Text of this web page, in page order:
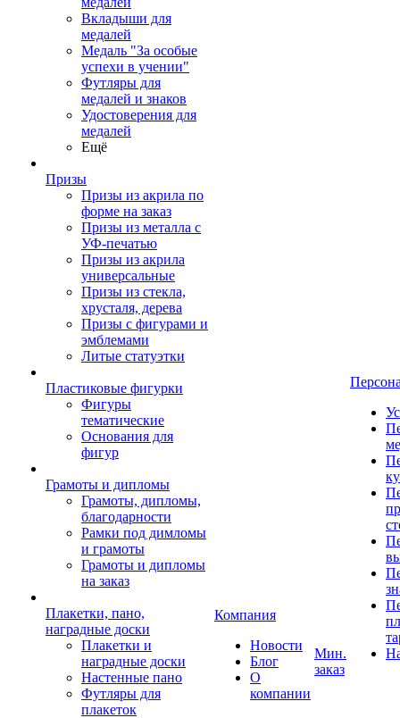
Вкладыши для
медалей
Медаль "За особые
успехи в учении"
Футляры для
медалей и знаков
Удостоверения для
медалей
Ещё
Призы
Призы из акрила по
форме на заказ
Призы из металла с
УФ-печатью
Призы из акрила
универсальные
Призы из стекла,
хрусталя, дерева
Призы с фигурами и
эмблемами
Литые статуэтки
Пластиковые фигурки
Фигуры
тематические
Основания для
фигур
Грамоты и дипломы
Грамоты, дипломы,
благодарности
Рамки под димломы
и грамоты
Грамоты и дипломы
на заказ
Плакетки, пано,
наградные доски
Плакетки и
наградные доски
Настенные пано
Футляры для
плакеток
Компания
Новости
Блог
О
компании
Мин.
заказ